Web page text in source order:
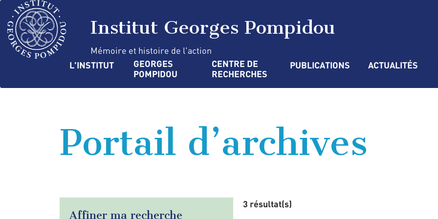
Aller
au
contenu
principal
Institut Georges Pompidou
Mémoire et histoire de l'action
Navigation
L'INSTITUT
GEORGES
POMPIDOU
CENTRE DE
RECHERCHES
PUBLICATIONS ACTUALITÉS
Portail d’archives
Affiner ma recherche
3 résultat(s)
Panneau de gestion des cookies